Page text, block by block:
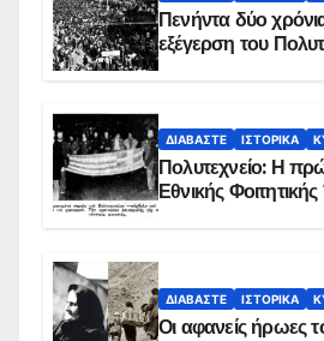
Πενήντα δύο
εξέγερση του
ΔΙΑΒΆΣΤΕ ΙΣΤΟΡΙΚΆ
Πολυτεχνείο: Η
Εθνικής
ΔΙΑΒΆΣΤΕ ΙΣΤΟΡΙΚΆ
Οι αφανείς ήρωες